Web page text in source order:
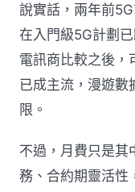
說實話，兩年前
在入門級5G計劃
電訊商比較之後，
已成主流，漫遊數
限。
不過，月費只是其
務、合約期靈活性